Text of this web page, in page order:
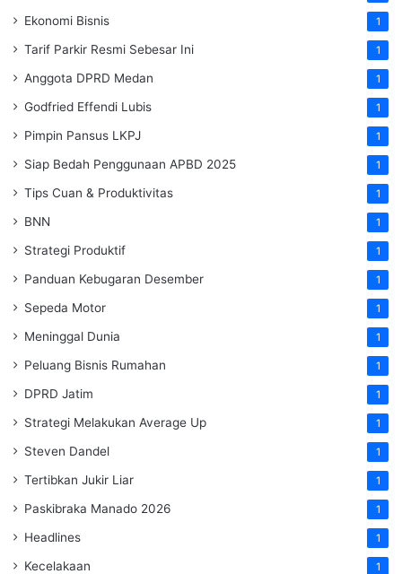
Ekonomi Bisnis 1
Tarif Parkir Resmi Sebesar Ini 1
Anggota DPRD Medan 1
Godfried Effendi Lubis 1
Pimpin Pansus LKPJ 1
Siap Bedah Penggunaan APBD 2025 1
Tips Cuan & Produktivitas 1
BNN 1
Strategi Produktif 1
Panduan Kebugaran Desember 1
Sepeda Motor 1
Meninggal Dunia 1
Peluang Bisnis Rumahan 1
DPRD Jatim 1
Strategi Melakukan Average Up 1
Steven Dandel 1
Tertibkan Jukir Liar 1
Paskibraka Manado 2026 1
Headlines 1
Kecelakaan 1